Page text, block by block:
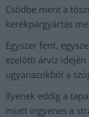
Csődbe ment a
kerékpárgyártás
Egyszer fent,
ezelőtti árvíz
ugyanazokból a
Ilyenek eddig a
miatt ingyenes a